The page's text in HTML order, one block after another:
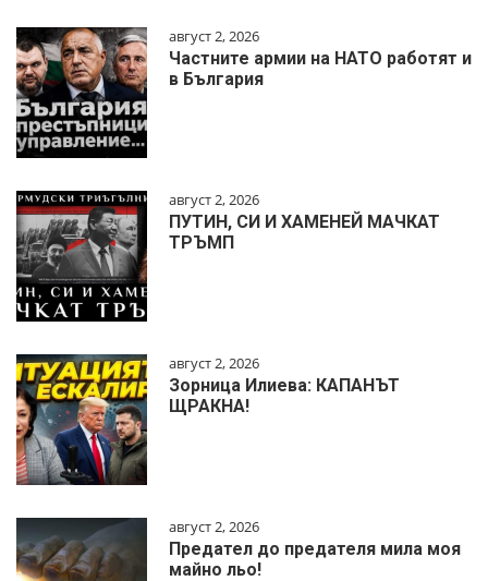
август 2, 2026
Частните армии на НАТО работят и
в България
август 2, 2026
ПУТИН, СИ И ХАМЕНЕЙ МАЧКАТ
ТРЪМП
август 2, 2026
Зорница Илиева: КАПАНЪТ
ЩРАКНА!
август 2, 2026
Предател до предателя мила моя
майно льо!